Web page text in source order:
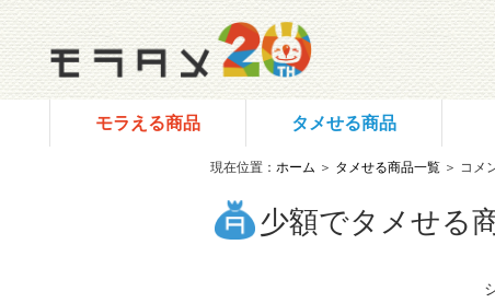
モラえる商品 タメせる商品
現在位置： ホーム ＞ タメせる商品一覧 ＞ コメ
少額でタメせる